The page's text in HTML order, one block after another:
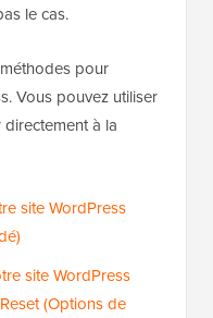
le cas.
pour
Vous pouvez utiliser
à la
site WordPress
site WordPress
(Options de